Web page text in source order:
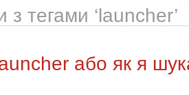
з тегами ‘launcher’
або як я